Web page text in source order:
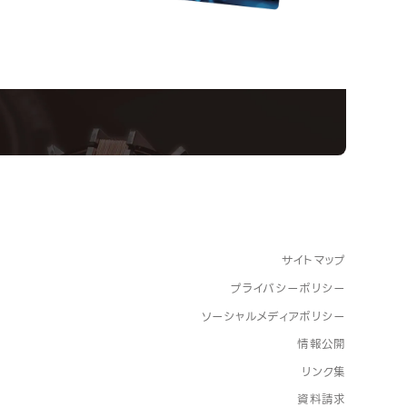
サイトマップ
プライバシーポリシー
ソーシャルメディアポリシー
情報公開
リンク集
資料請求